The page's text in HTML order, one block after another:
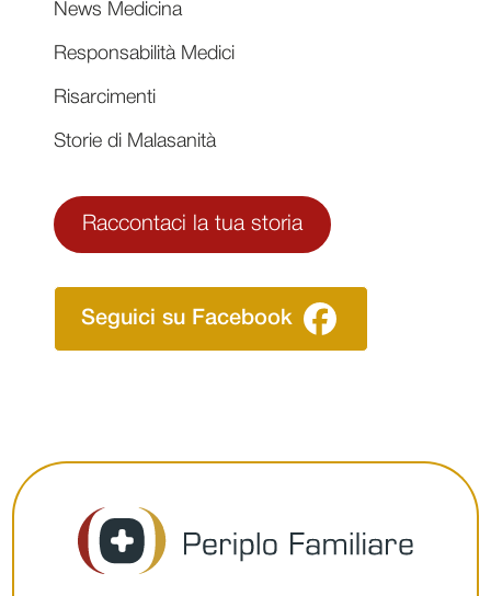
News Medicina
Responsabilità Medici
Risarcimenti
Storie di Malasanità
Raccontaci la tua storia
Seguici su Facebook